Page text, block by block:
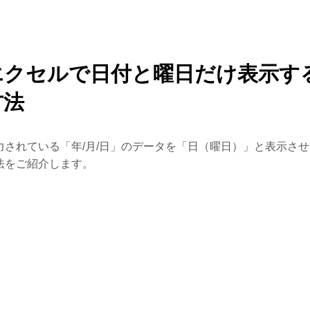
セルで日付と曜日だけ表示す
されている「年/月/日」のデータを「日（曜日）」と表示さ
をご紹介します。